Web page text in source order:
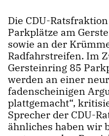
Die CDU-
Parkplätze am
sowie an der
Radfahrstreifen. Im
Gersteinring 85
werden an einer
fadenscheinigen
plattgemacht“,
Sprecher der CDU-
ähnliches haben wir